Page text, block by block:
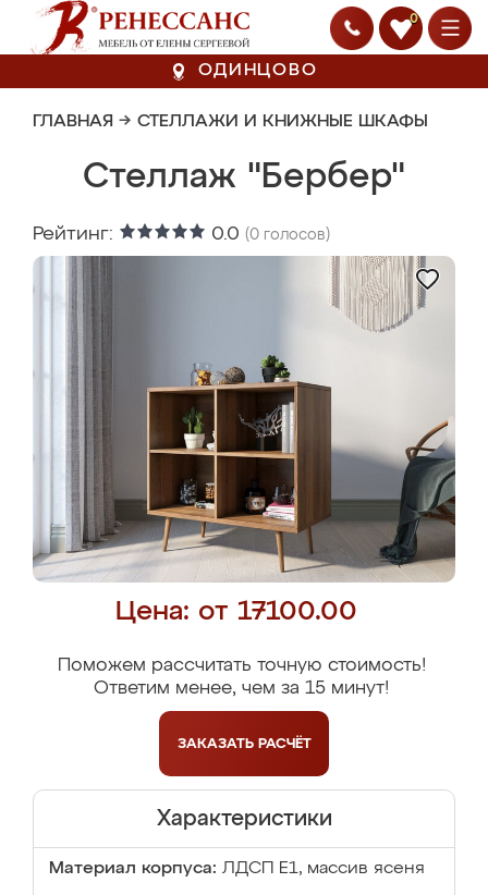
0
ОДИНЦОВО
ГЛАВНАЯ → СТЕЛЛАЖИ И КНИЖНЫЕ ШКАФЫ
Стеллаж "Бербер"
Рейтинг: 0.0 (0 голосов)
Цена: от 17100.00
Поможем рассчитать точную стоимость!
Ответим менее, чем за 15 минут!
ЗАКАЗАТЬ РАСЧЁТ
Характеристики
Материал корпуса: ЛДСП Е1, массив ясеня